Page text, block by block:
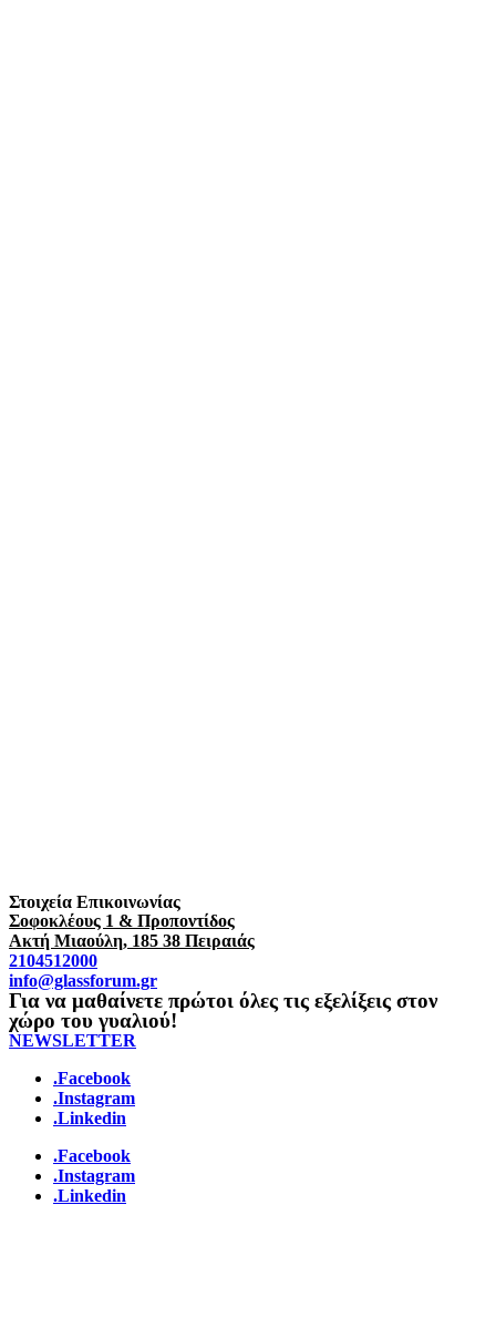
Στοιχεία Επικοινωνίας
Σοφοκλέους 1 & Προποντίδος
Ακτή Μιαούλη, 185 38 Πειραιάς
2104512000
info@glassforum.gr
Για να μαθαίνετε πρώτοι όλες τις εξελίξεις στον
χώρο του γυαλιού!
NEWSLETTER
.Facebook
.Instagram
.Linkedin
.Facebook
.Instagram
.Linkedin